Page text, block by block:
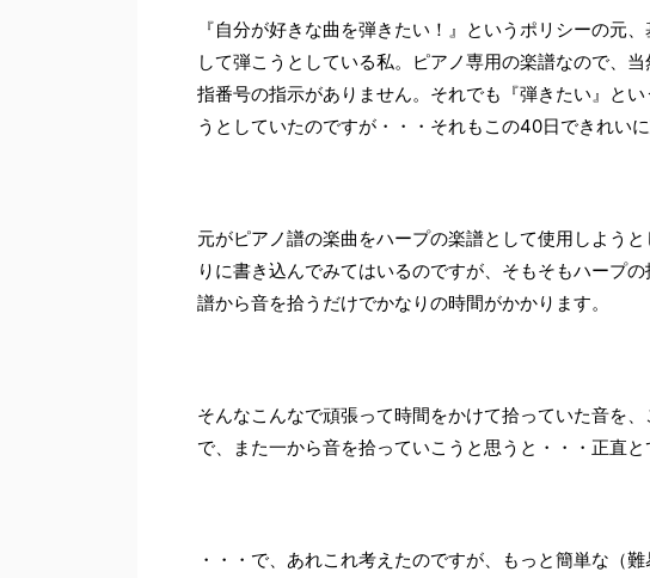
『自分が好きな曲を弾きたい！』というポリシーの元
して弾こうとしている私。ピアノ専用の楽譜なので、
指番号の指示がありません。それでも『弾きたい』と
うとしていたのですが・・・それもこの40日できれいに
元がピアノ譜の楽曲をハープの楽譜として使用しよう
りに書き込んでみてはいるのですが、そもそもハープ
譜から音を拾うだけでかなりの時間がかかります。
そんなこんなで頑張って時間をかけて拾っていた音を
で、また一から音を拾っていこうと思うと・・・正直と
・・・で、あれこれ考えたのですが、もっと簡単な（